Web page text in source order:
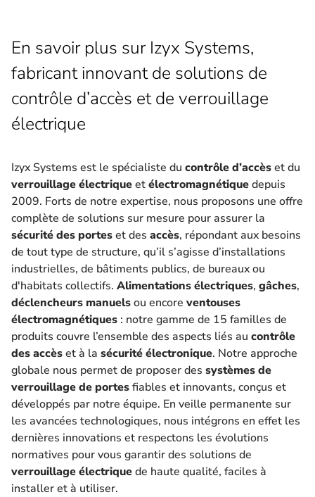
En savoir plus sur Izyx Systems,
fabricant innovant de solutions de
contrôle d’accès et de verrouillage
électrique
Izyx Systems est le spécialiste du contrôle d’accèset du
verrouillage électriqueetélectromagnétiquedepuis
2009. Forts de notre expertise, nous proposons une offre
complète de solutions sur mesure pour assurer la
sécurité des porteset des accès, répondant aux besoins
de tout type de structure, qu’il s’agisse d’installations
industrielles, de bâtiments publics, de bureaux ou
d'habitats collectifs. Alimentations électriques, gâches,
déclencheurs manuelsou encore ventouses
électromagnétiques : notre gamme de 15 familles de
produits couvre l’ensemble des aspects liés au contrôle
des accèset à la sécurité électronique. Notre approche
globale nous permet de proposer des systèmes de
verrouillage de portesfiables et innovants, conçus et
développés par notre équipe. En veille permanente sur
les avancées technologiques, nous intégrons en effet les
dernières innovations et respectons les évolutions
normatives pour vous garantir des solutions de
verrouillage électriquede haute qualité, faciles à
installer et à utiliser.